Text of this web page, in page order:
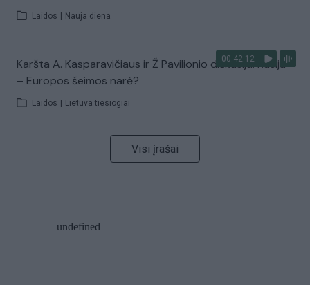
Laidos Nauja diena
00:42:12
Karšta A. Kasparavičiaus ir Ž Pavilionio diskusija: Rusija
– Europos šeimos narė?
Laidos Lietuva tiesiogiai
Visi įrašai